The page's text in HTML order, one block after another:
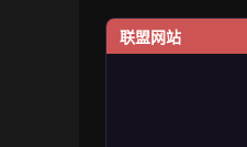
联盟网站